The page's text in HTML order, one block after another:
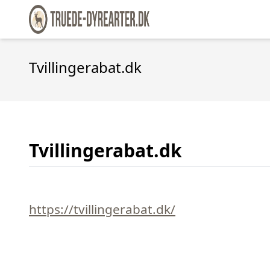
Tvillingerabat.dk
Tvillingerabat.dk
https://tvillingerabat.dk/